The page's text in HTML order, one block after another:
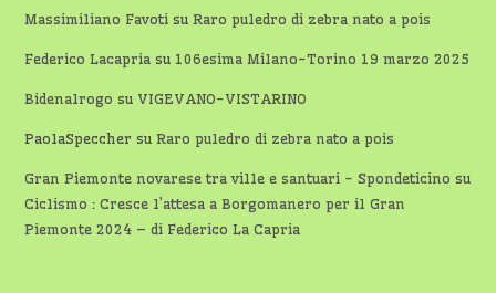
Massimiliano Favoti suRaro puledro di zebra nato a pois
Federico Lacapria su 106esima Milano-Torino 19 marzo 2025
Bidenalrogo su VIGEVANO-VISTARINO
PaolaSpeccher suRaro puledro di zebra nato a pois
Gran Piemonte novarese tra ville e santuari - Spondeticino su
Ciclismo : Cresce l’attesa a Borgomanero per il Gran
Piemonte 2024 – di Federico La Capria